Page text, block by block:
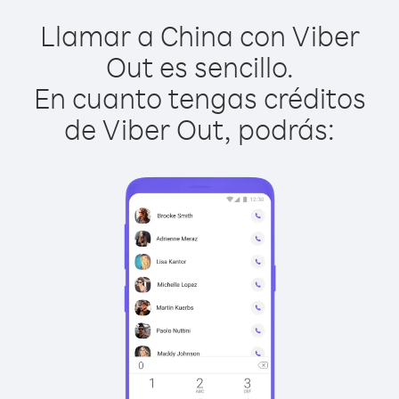
Llamar a China con Viber
Out es sencillo.
En cuanto tengas créditos
de Viber Out, podrás: